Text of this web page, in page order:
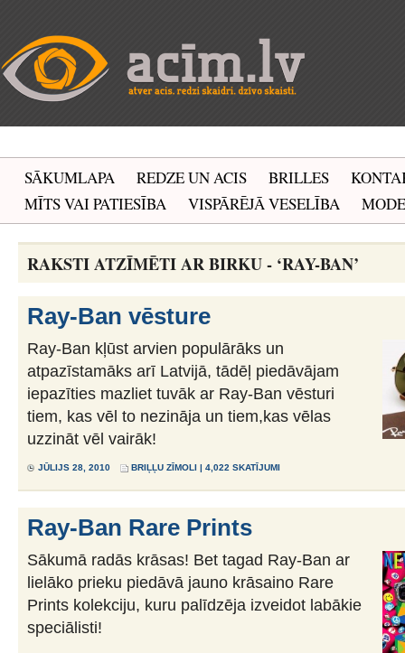
SĀKUMLAPA REDZE UN ACIS BRILLES
MĪTS VAI PATIESĪBA
VISPĀRĒJĀ VESELĪBA MODE
RAKSTI ATZĪMĒTI AR BIRKU - ‘RAY-BAN’
Ray-Ban vēsture
Ray-Ban kļūst arvien populārāks un
atpazīstamāks arī Latvijā, tādēļ piedāvājam
iepazīties mazliet tuvāk ar Ray-Ban vēsturi
tiem, kas vēl to nezināja un tiem,kas vēlas
uzzināt vēl vairāk!
JŪLIJS 28, 2010 BRIĻĻU ZĪMOLI | 4,022 SKATĪJUMI
Ray-Ban Rare Prints
Sākumā radās krāsas! Bet tagad Ray-Ban ar
lielāko prieku piedāvā jauno krāsaino Rare
Prints kolekciju, kuru palīdzēja izveidot labākie
speciālisti!